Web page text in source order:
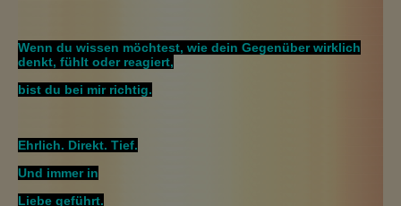
Wenn du wissen möchtest, wie dein Gegenüber wirklich
denkt, fühlt oder reagiert,
bist du bei mir richtig.
Ehrlich. Direkt. Tief.
Und immer in
Liebe geführt.